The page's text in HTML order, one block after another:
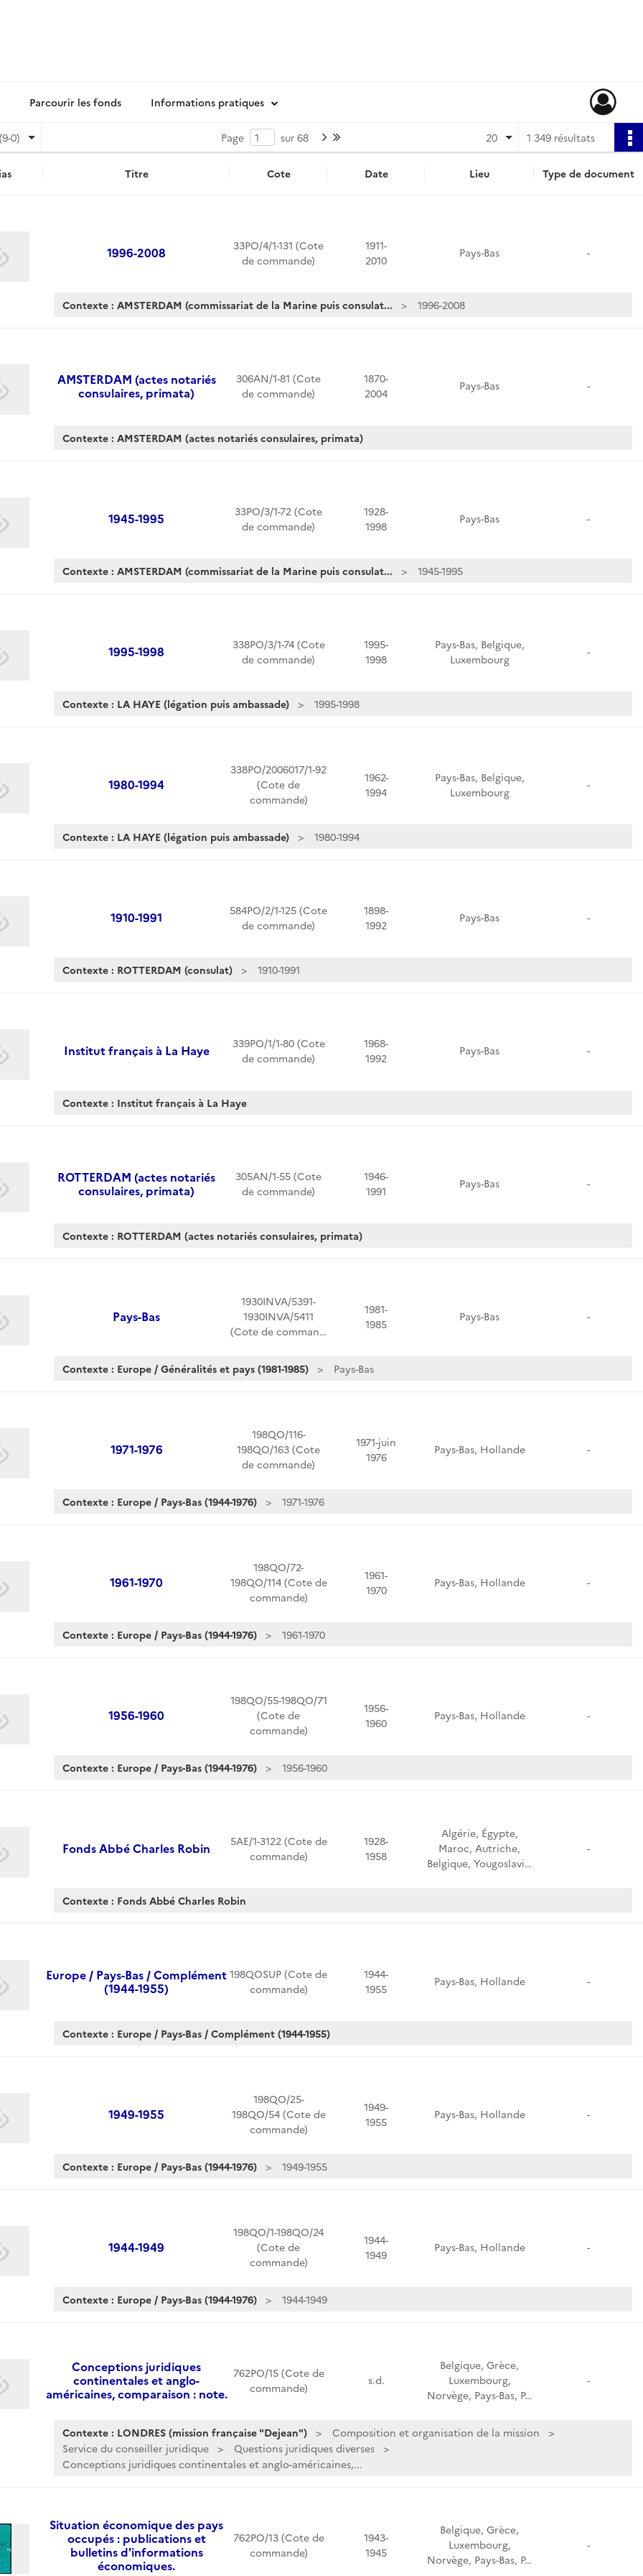
Parcourir les fonds Informations pratiques
0) Page sur 68 Page suivante : 1/68 1 349 résultats
20
Titre Cote Date Lieu Type de document
1996-2008
33PO/4/1-131 (Cote
de commande)
1911-
2010
Pays-Bas -
Contexte : AMSTERDAM (commissariat de la Marine puis consulat... 1996-2008
AMSTERDAM (actes notariés
consulaires, primata)
306AN/1-81 (Cote
de commande)
1870-
2004
Pays-Bas -
Contexte : AMSTERDAM (actes notariés consulaires, primata)
1945-1995
33PO/3/1-72 (Cote
de commande)
1928-
1998
Pays-Bas -
Contexte : AMSTERDAM (commissariat de la Marine puis consulat... 1945-1995
1995-1998
338PO/3/1-74 (Cote
de commande)
1995-
1998
Pays-Bas, Belgique,
Luxembourg
-
Contexte : LA HAYE (légation puis ambassade) 1995-1998
1980-1994
338PO/2006017/1-92
(Cote de
commande)
1962-
1994
Pays-Bas, Belgique,
Luxembourg
-
Contexte : LA HAYE (légation puis ambassade) 1980-1994
1910-1991
584PO/2/1-125 (Cote
de commande)
1898-
1992
Pays-Bas -
Contexte : ROTTERDAM (consulat) 1910-1991
Institut français à La Haye
339PO/1/1-80 (Cote
de commande)
1968-
1992
Pays-Bas -
Contexte : Institut français à La Haye
ROTTERDAM (actes notariés
consulaires, primata)
305AN/1-55 (Cote
de commande)
1946-
1991
Pays-Bas -
Contexte : ROTTERDAM (actes notariés consulaires, primata)
Pays-Bas
1930INVA/5391-
1930INVA/5411
(Cote de comman…
1981-
1985
Pays-Bas -
Contexte : Europe / Généralités et pays (1981-1985) Pays-Bas
1971-1976
198QO/116-
198QO/163 (Cote
de commande)
1971-juin
1976
Pays-Bas, Hollande -
Contexte : Europe / Pays-Bas (1944-1976) 1971-1976
1961-1970
198QO/72-
198QO/114 (Cote de
commande)
1961-
1970
Pays-Bas, Hollande -
Contexte : Europe / Pays-Bas (1944-1976) 1961-1970
1956-1960
198QO/55-198QO/71
(Cote de
commande)
1956-
1960
Pays-Bas, Hollande -
Contexte : Europe / Pays-Bas (1944-1976) 1956-1960
Fonds Abbé Charles Robin
5AE/1-3122 (Cote de
commande)
1928-
1958
Algérie, Égypte,
Maroc, Autriche,
Belgique, Yougoslavi…
-
Contexte : Fonds Abbé Charles Robin
Europe / Pays-Bas / Complément
(1944-1955)
198QOSUP (Cote de
commande)
1944-
1955
Pays-Bas, Hollande -
Contexte : Europe / Pays-Bas / Complément (1944-1955)
1949-1955
198QO/25-
198QO/54 (Cote de
commande)
1949-
1955
Pays-Bas, Hollande -
Contexte : Europe / Pays-Bas (1944-1976) 1949-1955
1944-1949
198QO/1-198QO/24
(Cote de
commande)
1944-
1949
Pays-Bas, Hollande -
Contexte : Europe / Pays-Bas (1944-1976) 1944-1949
Conceptions juridiques
continentales et anglo-
américaines, comparaison : note.
762PO/15 (Cote de
commande)
s.d.
Belgique, Grèce,
Luxembourg,
Norvège, Pays-Bas, P…
-
Contexte : LONDRES (mission française "Dejean")
Composition et organisation de la mission
Service du conseiller juridique
Questions juridiques diverses
Conceptions juridiques continentales et anglo-américaines,...
Situation économique des pays
occupés : publications et
bulletins d'informations
économiques.
762PO/13 (Cote de
commande)
1943-
1945
Belgique, Grèce,
Luxembourg,
Norvège, Pays-Bas, P…
-